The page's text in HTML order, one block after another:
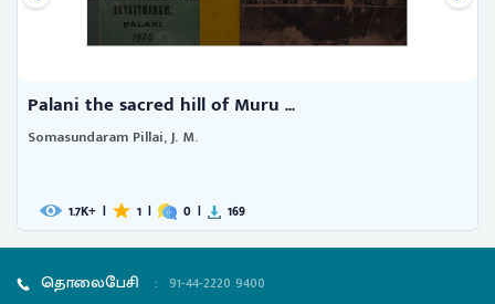
Palani the sacred hill of Muru ...
Somasundaram Pillai, J. M.
1.7K+ | 1 | 0 | 169
தொலைபேசி : 91-44-2220 9400